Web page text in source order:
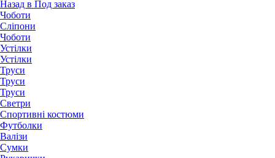
Назад в Под заказ
Чоботи
Сліпони
Чоботи
Устілки
Устілки
Труси
Труси
Труси
Светри
Спортивні костюми
Футболки
Валізи
Сумки